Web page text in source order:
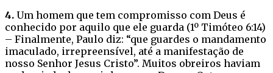
4. Um homem que tem compromisso com Deus é
conhecido por aquilo que ele guarda (1º Timóteo 6:14)
– Finalmente, Paulo diz: “que guardes o mandamento
imaculado, irrepreensível, até a manifestação de
nosso Senhor Jesus Cristo”. Muitos obreiros haviam